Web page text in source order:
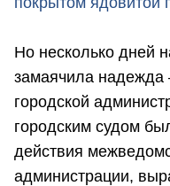
Но несколько дней
замаячила надежда
городской
городским судом
действия
администрации,